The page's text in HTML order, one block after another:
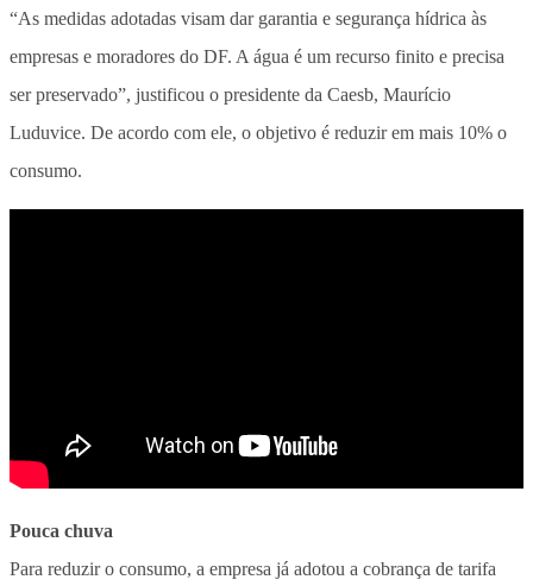
“As medidas adotadas visam dar garantia e segurança hídrica às
empresas e moradores do DF. A água é um recurso finito e precisa
ser preservado”, justificou o presidente da Caesb, Maurício
Luduvice. De acordo com ele, o objetivo é reduzir em mais 10% o
consumo.
Pouca chuva
Para reduzir o consumo, a empresa já adotou a cobrança de tarifa